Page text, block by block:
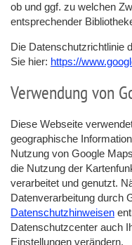
ob und ggf. zu welchen
entsprechender
Die Datenschutzrichtlinie
Sie hier: https://
Verwendung von
Diese Webseite
geographische
Nutzung von Google
die Nutzung der
verarbeitet und genutzt.
Datenverarbeitung durch
Datenschutzhinweisen
Datenschutzcenter auch
Einstellungen verändern.